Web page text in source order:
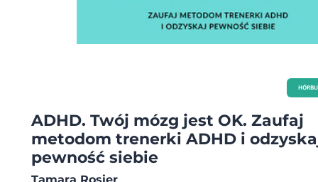
ADHD. Twój mózg jest OK. Zaufaj
metodom trenerki ADHD i
pewność siebie